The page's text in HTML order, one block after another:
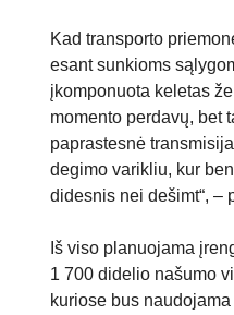
Kad transporto
esant sunkioms
įkomponuota keletas
momento perdavų, bet
paprastesnė
degimo varikliu, kur
didesnis nei dešimt“, –
Iš viso planuojama
1 700 didelio našumo
kuriose bus